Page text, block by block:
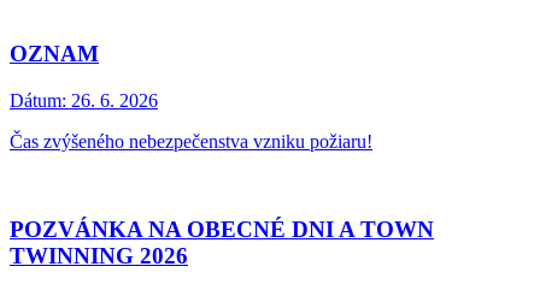
OZNAM
Dátum: 26. 6. 2026
Čas zvýšeného nebezpečenstva vzniku požiaru!
POZVÁNKA NA OBECNÉ DNI A TOWN
TWINNING 2026